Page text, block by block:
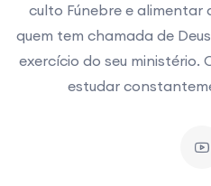
culto Fúnebre e alimentar
quem tem chamada de
exercício do seu ministério.
estudar